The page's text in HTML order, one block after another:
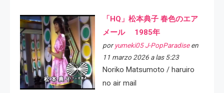
「HQ」松本典子 春色のエア
メール 1985年
por yumeki05 J-PopParadiseen
11 marzo 2026 a las 5:23
Noriko Matsumoto / haruiro
no air mail